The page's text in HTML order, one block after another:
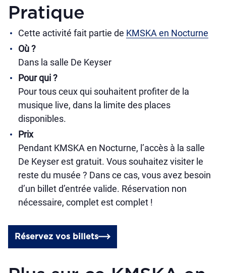
Pratique
Cette activité fait partie de KMSKA en Nocturne
Où ?
Dans la salle De Keyser
Pour qui ?
Pour tous ceux qui souhaitent profiter de la
musique live, dans la limite des places
disponibles.
Prix
Pendant KMSKA en Nocturne, l’accès à la salle
De Keyser est gratuit. Vous souhaitez visiter le
reste du musée ? Dans ce cas, vous avez besoin
d’un billet d’entrée valide. Réservation non
nécessaire, complet est complet !
Réservez vos billets